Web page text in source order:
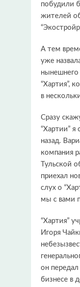
побудили
жителей
А тем
уже
“Хартия”,
в
Сразу
“Хартии”
назад.
компания
Тульской
приехал
слух о
мы с вами
“Хартия”
Игоря
он
бизнесе в